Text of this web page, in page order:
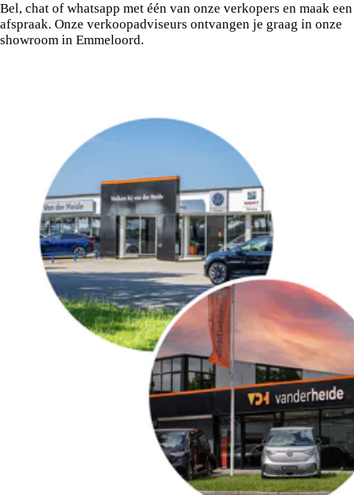
Bel, chat of whatsapp met één van onze verkopers en maak een
afspraak. Onze verkoopadviseurs ontvangen je graag in onze
showroom in Emmeloord.